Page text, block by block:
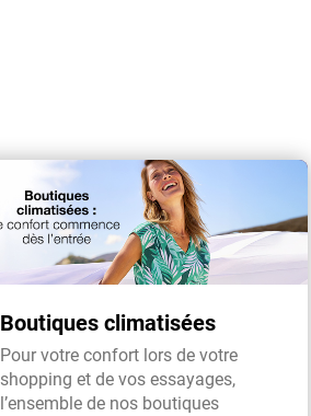
Boutiques climatisées
Pour votre confort lors de votre
shopping et de vos essayages,
l’ensemble de nos boutiques